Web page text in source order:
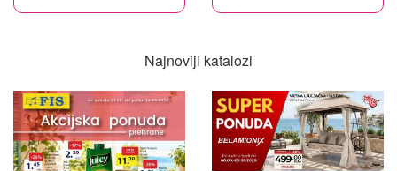
Najnoviji katalozi